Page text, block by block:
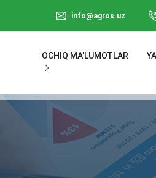
info@agros.uz
OCHIQ MA'LUMOTLAR